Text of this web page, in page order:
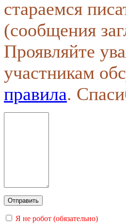
стараемся
(сообщения
Проявляйте
участникам
правила.
Я не робот (обязательно)